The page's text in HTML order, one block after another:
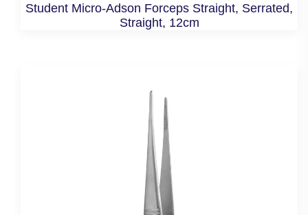
Student Micro-Adson Forceps Straight, Serrated,
Straight, 12cm